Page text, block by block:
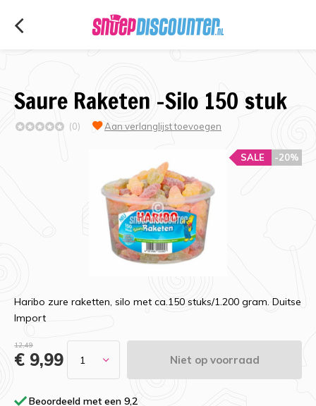
Saure Raketen -Silo 150 stuk
(0) Aan verlanglijst toevoegen
-20%
SALE
Haribo zure raketten, silo met ca.150 stuks/1.200 gram. Duitse
Import
12,49
€ 9,99 Niet op voorraad
Beoordeeld met een 9,2